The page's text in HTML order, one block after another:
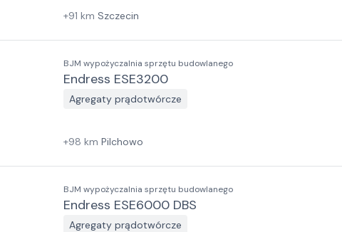
+91 km Szczecin
BJM wypożyczalnia sprzętu budowlanego
Endress ESE3200
Agregaty prądotwórcze
+98 km Pilchowo
BJM wypożyczalnia sprzętu budowlanego
Endress ESE6000 DBS
Agregaty prądotwórcze